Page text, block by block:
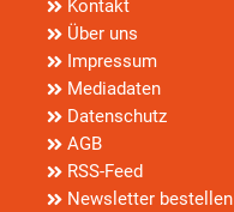
Kontakt
Über uns
Impressum
Mediadaten
Datenschutz
AGB
RSS-Feed
Newsletter bestellen